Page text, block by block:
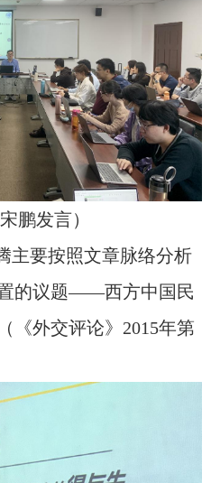
鹏发言）
主要按照文章脉络分析
的议题——西方中国民
《外交评论》 2015年第